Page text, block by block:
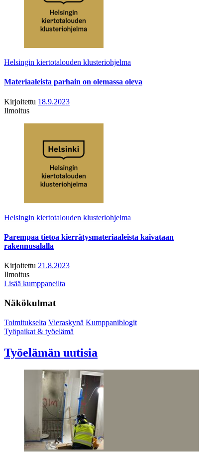
Helsingin kiertotalouden klusteriohjelma
Materiaaleista parhain on olemassa oleva
Kirjoitettu 18.9.2023
Ilmoitus
Helsingin kiertotalouden klusteriohjelma
Parempaa tietoa kierrätysmateriaaleista kaivataan
rakennusalalla
Kirjoitettu 21.8.2023
Ilmoitus
Lisää kumppaneilta
Näkökulmat
Toimitukselta Vieraskynä Kumppaniblogit
Työpaikat & työelämä
Työelämän uutisia